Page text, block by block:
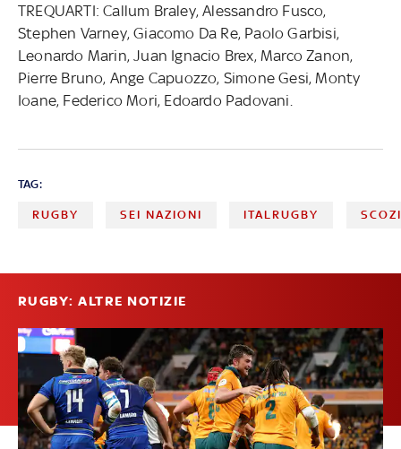
TREQUARTI: Callum Braley, Alessandro Fusco,
Stephen Varney, Giacomo Da Re, Paolo Garbisi,
Leonardo Marin, Juan Ignacio Brex, Marco Zanon,
Pierre Bruno, Ange Capuozzo, Simone Gesi, Monty
Ioane, Federico Mori, Edoardo Padovani.
TAG:
RUGBY SEI NAZIONI ITALRUGBY
RUGBY: ALTRE NOTIZIE